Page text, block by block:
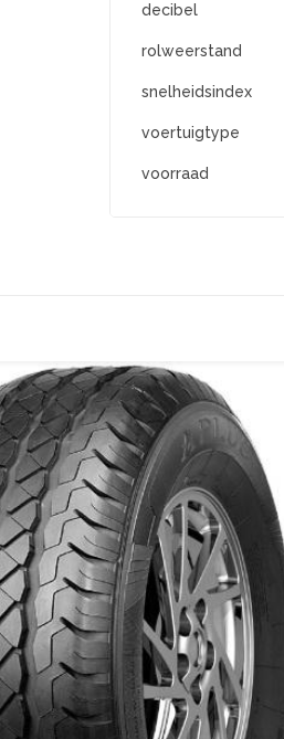
decibel
rolweerstand
snelheidsindex
voertuigtype
voorraad